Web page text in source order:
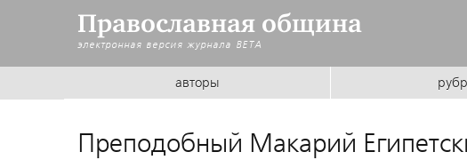
Православная община
электронная версия журнала BETA
авторы
Преподобный Макарий